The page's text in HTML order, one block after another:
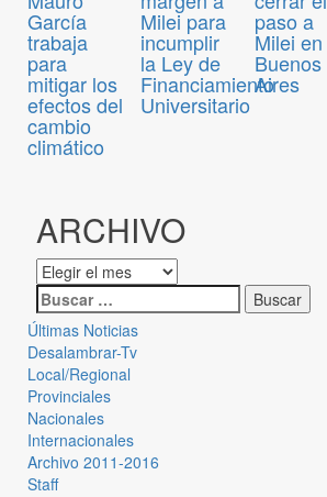
García
trabaja
para
mitigar los
efectos del
cambio
climático
Milei para
incumplir
la Ley de
Financiamiento
Universitario
paso a
Milei en
Buenos
Aires
ARCHIVO
Últimas Noticias
Desalambrar-Tv
Local/Regional
Provinciales
Nacionales
Internacionales
Archivo 2011-2016
Staff